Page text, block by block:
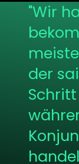
"Wir
der